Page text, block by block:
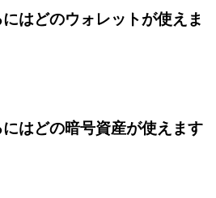
はどのウォレットが使えま
はどの暗号資産が使えます